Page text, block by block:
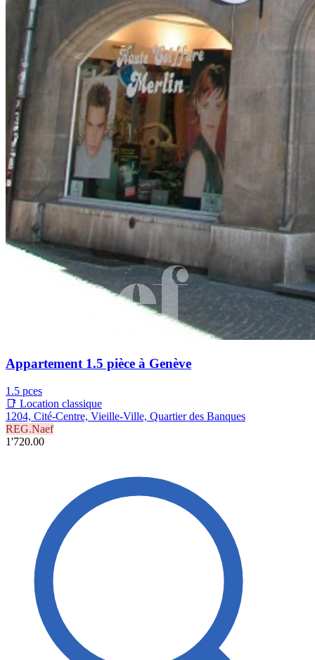
Appartement 1.5 pièce à Genève
1.5 pces
📑 Location classique
1204, Cité-Centre, Vieille-Ville, Quartier des Banques
REG.Naef
1'720.00